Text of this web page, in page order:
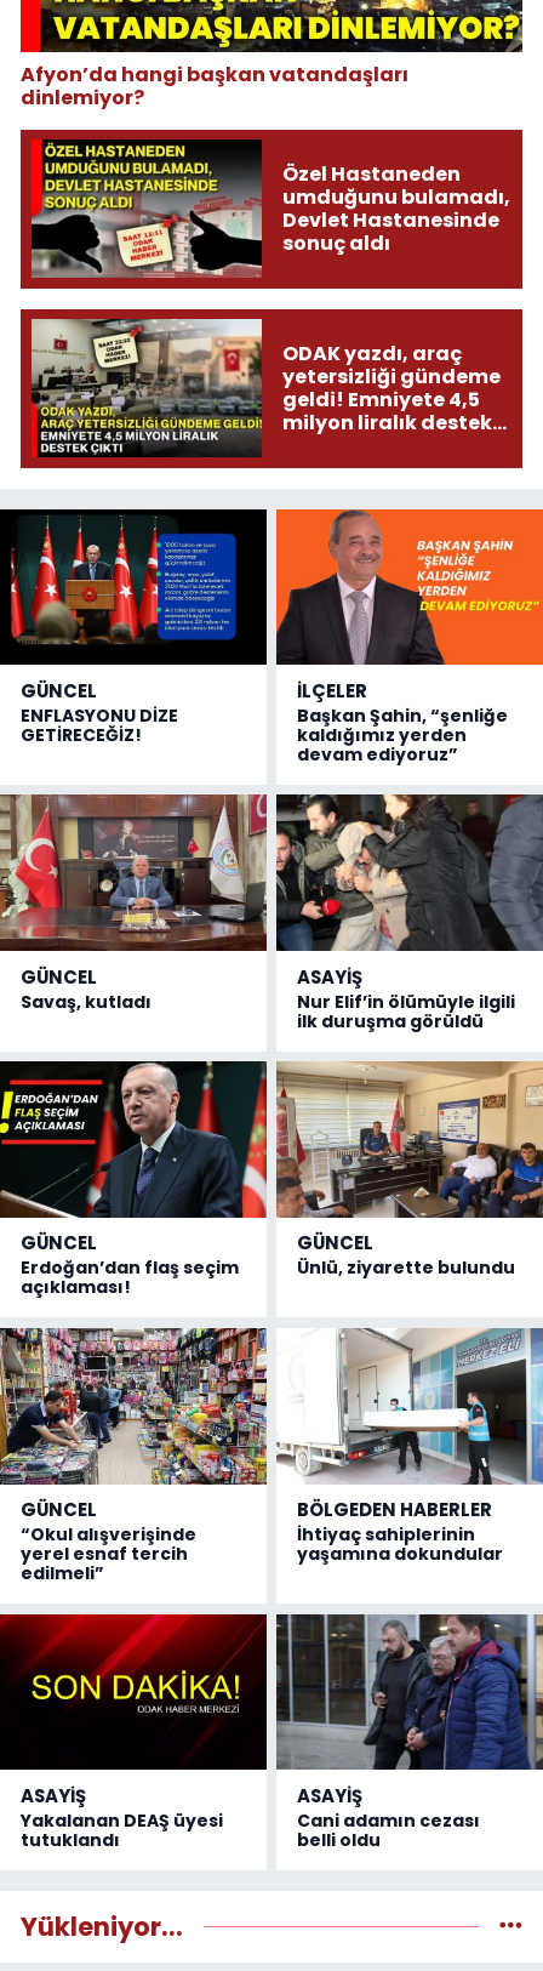
Afyon’da hangi başkan vatandaşları
dinlemiyor?
Özel Hastaneden
umduğunu bulamadı,
Devlet Hastanesinde
sonuç aldı
ODAK yazdı, araç
yetersizliği gündeme
geldi! Emniyete 4,5
milyon liralık destek
GÜNCEL
ENFLASYONU DİZE
GETİRECEĞİZ!
İLÇELER
Başkan Şahin, “şenliğe
kaldığımız yerden
devam ediyoruz”
GÜNCEL
Savaş, kutladı
ASAYİŞ
Nur Elif’in ölümüyle ilgili
ilk duruşma görüldü
GÜNCEL
Erdoğan’dan flaş seçim
açıklaması!
GÜNCEL
Ünlü, ziyarette bulundu
GÜNCEL
“Okul alışverişinde
yerel esnaf tercih
edilmeli”
BÖLGEDEN HABERLER
İhtiyaç sahiplerinin
yaşamına dokundular
ASAYİŞ
Yakalanan DEAŞ üyesi
tutuklandı
ASAYİŞ
Cani adamın cezası
belli oldu
Yükleniyor...